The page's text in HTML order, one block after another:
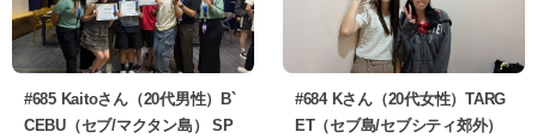
ると文法が正しくなくても堂々と
発言していることに気づいた。
#685 Kaitoさん（20代男性）B`
CEBU（セブ/マクタン島） SP
#684 Kさん（20代女性）TARG
ET（セブ島/セブシティ郊外）